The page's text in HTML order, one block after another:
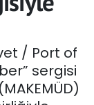
/ Port of
sergisi